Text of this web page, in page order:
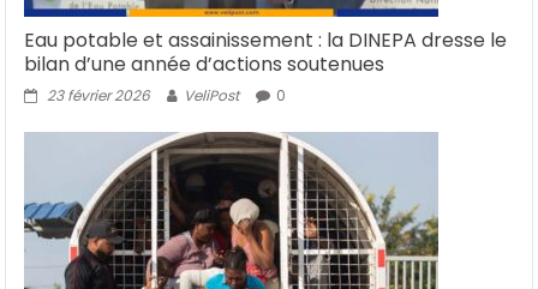
Eau potable et assainissement : la DINEPA dresse le
bilan d’une année d’actions soutenues
23 février 2026 VeliPost 0